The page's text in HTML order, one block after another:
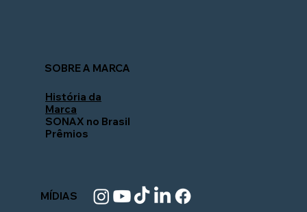
MÍDIAS
SOBRE A MARCA
História da
Marca
SONAX no Brasil
Prêmios